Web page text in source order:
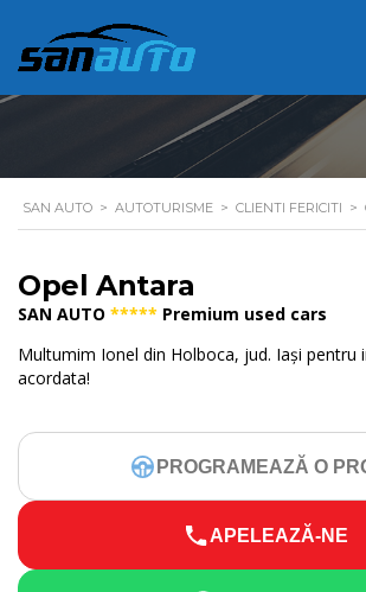
OPEL ANTARA
SAN AUTO > AUTOTURISME > CLIENTI FERICITI >
Opel Antara
SAN AUTO ***** Premium used cars
Multumim Ionel din Holboca, jud. Iași pentru
acordata!
PROGRAMEAZĂ O
APELEAZĂ-NE